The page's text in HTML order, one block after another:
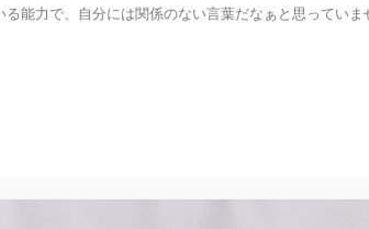
能力で、自分には関係のない言葉だなぁと思ってい